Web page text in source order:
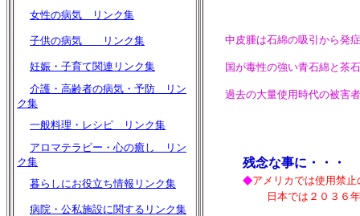
女性の病気 リンク集
子供の病気 リンク集
妊娠・子育て関連リンク集
介護・高齢者の病気・予防 リン
ク集
一般料理・レシピ リンク集
アロマテラピー・心の癒し リン
ク集
暮らしにお役立ち情報リンク集
病院・公私施設に関するリンク集
中皮腫は石綿の吸引から発症
国が毒性の強い青石綿と茶石
過去の大量使用時代の被害者
残念な事に・・・
◆アメリカでは使用禁
日本では２０３６年～４